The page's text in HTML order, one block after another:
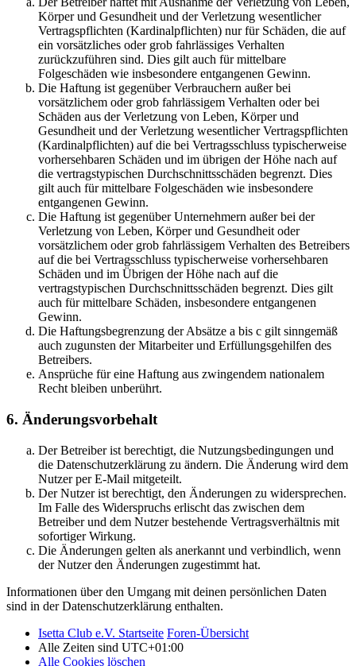
Körper und Gesundheit und der Verletzung wesentlicher
Vertragspflichten (Kardinalpflichten) nur für Schäden, die auf
ein vorsätzliches oder grob fahrlässiges Verhalten
zurückzuführen sind. Dies gilt auch für mittelbare
Folgeschäden wie insbesondere entgangenen Gewinn.
Die Haftung ist gegenüber Verbrauchern außer bei
vorsätzlichem oder grob fahrlässigem Verhalten oder bei
Schäden aus der Verletzung von Leben, Körper und
Gesundheit und der Verletzung wesentlicher Vertragspflichten
(Kardinalpflichten) auf die bei Vertragsschluss typischerweise
vorhersehbaren Schäden und im übrigen der Höhe nach auf
die vertragstypischen Durchschnittsschäden begrenzt. Dies
gilt auch für mittelbare Folgeschäden wie insbesondere
entgangenen Gewinn.
Die Haftung ist gegenüber Unternehmern außer bei der
Verletzung von Leben, Körper und Gesundheit oder
vorsätzlichem oder grob fahrlässigem Verhalten des Betreibers
auf die bei Vertragsschluss typischerweise vorhersehbaren
Schäden und im Übrigen der Höhe nach auf die
vertragstypischen Durchschnittsschäden begrenzt. Dies gilt
auch für mittelbare Schäden, insbesondere entgangenen
Gewinn.
Die Haftungsbegrenzung der Absätze a bis c gilt sinngemäß
auch zugunsten der Mitarbeiter und Erfüllungsgehilfen des
Betreibers.
Ansprüche für eine Haftung aus zwingendem nationalem
Recht bleiben unberührt.
6. Änderungsvorbehalt
Der Betreiber ist berechtigt, die Nutzungsbedingungen und
die Datenschutzerklärung zu ändern. Die Änderung wird dem
Nutzer per E-Mail mitgeteilt.
Der Nutzer ist berechtigt, den Änderungen zu widersprechen.
Im Falle des Widerspruchs erlischt das zwischen dem
Betreiber und dem Nutzer bestehende Vertragsverhältnis mit
sofortiger Wirkung.
Die Änderungen gelten als anerkannt und verbindlich, wenn
der Nutzer den Änderungen zugestimmt hat.
Informationen über den Umgang mit deinen persönlichen Daten
sind in der Datenschutzerklärung enthalten.
Isetta Club e.V. Startseite Foren-Übersicht
Alle Zeiten sind UTC+01:00
Alle Cookies löschen